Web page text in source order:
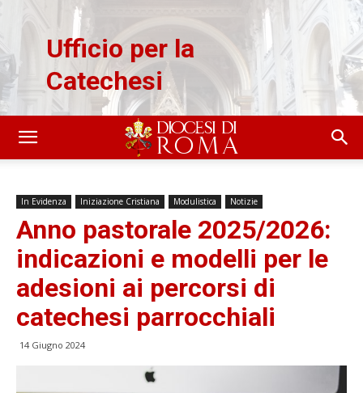
Ufficio per la
Catechesi
In Evidenza Iniziazione Cristiana Modulistica Notizie
Anno pastorale 2025/2026:
indicazioni e modelli per le
adesioni ai percorsi di
catechesi parrocchiali
14 Giugno 2024